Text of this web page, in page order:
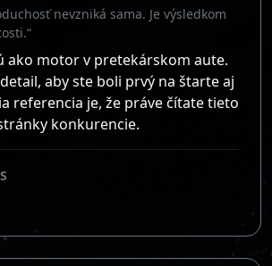
nevzniká sama. Je výsledkom
ako motor v pretekárskom aute.
aby ste boli prvý na štarte aj
referencia je, že práve čítate tieto
konkurencie.